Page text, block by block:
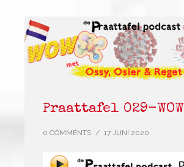
Praattafel 029-WOW
0 COMMENTS / 17 JUNI 2020